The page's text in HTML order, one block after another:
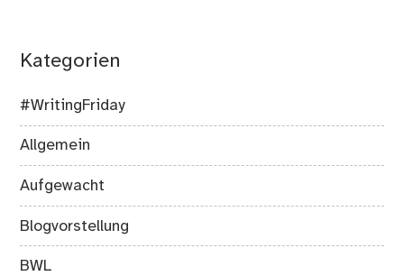
Kategorien
#WritingFriday
Allgemein
Aufgewacht
Blogvorstellung
BWL